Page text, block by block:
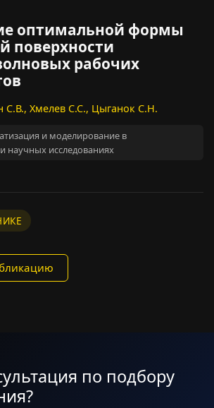
оптимальной формы
поверхности
рабочих
С.В., Хмелев С.С., Цыганок С.Н.
и моделирование в
научных исследованиях
по подбору